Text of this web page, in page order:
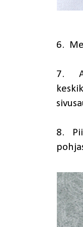
6.
7.
8.